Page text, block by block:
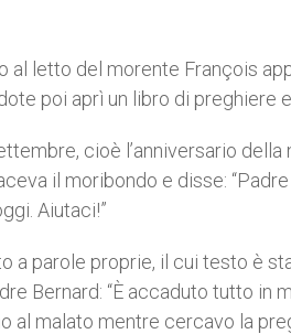
al letto del morente François
poi aprì un libro di preghiere
cioè l’anniversario della
il moribondo e disse: “Padre
Aiutaci!”
a parole proprie, il cui testo è
Bernard: “È accaduto tutto in
al malato mentre cercavo la